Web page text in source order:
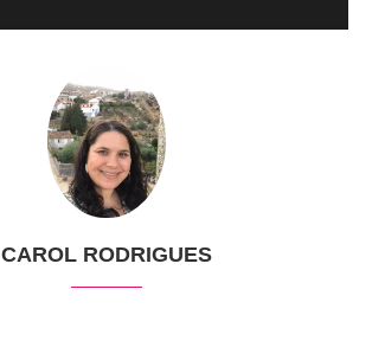
CAROL RODRIGUES